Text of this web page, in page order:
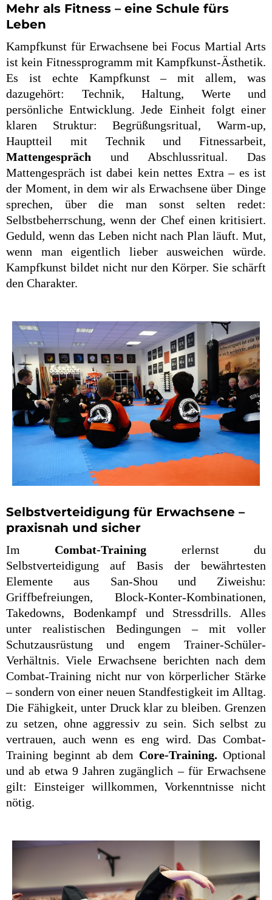
Mehr als Fitness – eine Schule fürs
Leben
Kampfkunst für Erwachsene bei Focus Martial Arts
ist kein Fitnessprogramm mit Kampfkunst-Ästhetik.
Es ist echte Kampfkunst – mit allem, was
dazugehört: Technik, Haltung, Werte und
persönliche Entwicklung. Jede Einheit folgt einer
klaren Struktur: Begrüßungsritual, Warm-up,
Hauptteil mit Technik und Fitnessarbeit,
Mattengespräch und Abschlussritual. Das
Mattengespräch ist dabei kein nettes Extra – es ist
der Moment, in dem wir als Erwachsene über Dinge
sprechen, über die man sonst selten redet:
Selbstbeherrschung, wenn der Chef einen kritisiert.
Geduld, wenn das Leben nicht nach Plan läuft. Mut,
wenn man eigentlich lieber ausweichen würde.
Kampfkunst bildet nicht nur den Körper. Sie schärft
den Charakter.
Selbstverteidigung für Erwachsene –
praxisnah und sicher
Im Combat-Training erlernst du
Selbstverteidigung auf Basis der bewährtesten
Elemente aus San-Shou und Ziweishu:
Griffbefreiungen, Block-Konter-Kombinationen,
Takedowns, Bodenkampf und Stressdrills. Alles
unter realistischen Bedingungen – mit voller
Schutzausrüstung und engem Trainer-Schüler-
Verhältnis. Viele Erwachsene berichten nach dem
Combat-Training nicht nur von körperlicher Stärke
– sondern von einer neuen Standfestigkeit im Alltag.
Die Fähigkeit, unter Druck klar zu bleiben. Grenzen
zu setzen, ohne aggressiv zu sein. Sich selbst zu
vertrauen, auch wenn es eng wird. Das Combat-
Training beginnt ab dem Core-Training.Optional
und ab etwa 9 Jahren zugänglich – für Erwachsene
gilt: Einsteiger willkommen, Vorkenntnisse nicht
nötig.